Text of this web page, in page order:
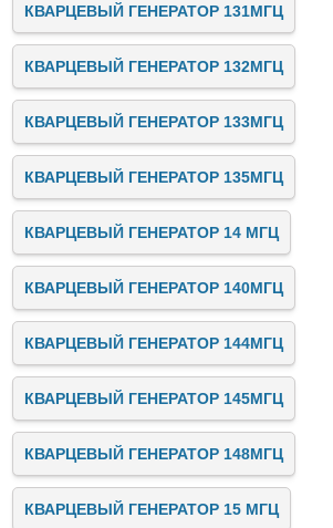
КВАРЦЕВЫЙ ГЕНЕРАТОР 131МГЦ
КВАРЦЕВЫЙ ГЕНЕРАТОР 132МГЦ
КВАРЦЕВЫЙ ГЕНЕРАТОР 133МГЦ
КВАРЦЕВЫЙ ГЕНЕРАТОР 135МГЦ
КВАРЦЕВЫЙ ГЕНЕРАТОР 14 МГЦ
КВАРЦЕВЫЙ ГЕНЕРАТОР 140МГЦ
КВАРЦЕВЫЙ ГЕНЕРАТОР 144МГЦ
КВАРЦЕВЫЙ ГЕНЕРАТОР 145МГЦ
КВАРЦЕВЫЙ ГЕНЕРАТОР 148МГЦ
КВАРЦЕВЫЙ ГЕНЕРАТОР 15 МГЦ